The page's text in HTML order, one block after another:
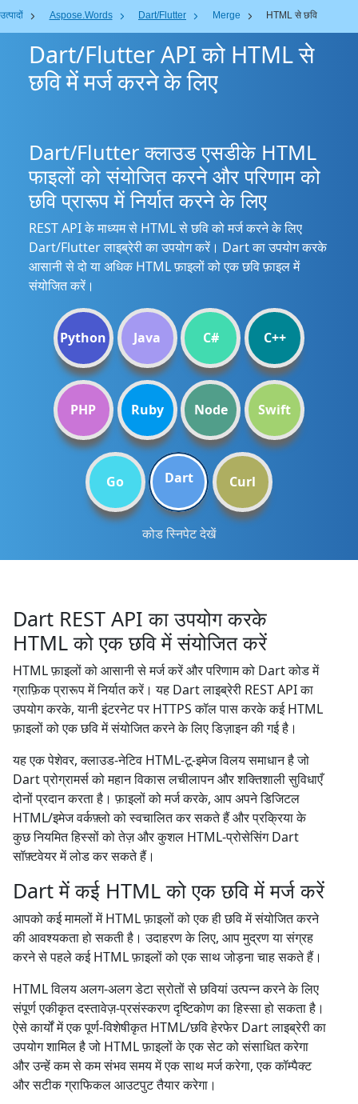
उत्पादों Aspose.Words Dart/Flutter Merge HTML से छवि
Dart/Flutter API को HTML से
छवि में मर्ज करने के लिए
Dart/Flutter क्लाउड एसडीके HTML
फाइलों को संयोजित करने और परिणाम को
छवि प्रारूप में निर्यात करने के लिए
REST API के माध्यम से HTML से छवि को मर्ज करने के लिए
Dart/Flutter लाइब्रेरी का उपयोग करें। Dart का उपयोग करके
आसानी से दो या अधिक HTML फ़ाइलों को एक छवि फ़ाइल में
संयोजित करें।
Python Java C# C++
PHP Ruby Node Swift
Go Dart Curl
कोड स्निपेट देखें
Dart REST API का उपयोग करके
HTML को एक छवि में संयोजित करें
HTML फ़ाइलों को आसानी से मर्ज करें और परिणाम को Dart कोड में
ग्राफ़िक प्रारूप में निर्यात करें। यह Dart लाइब्रेरी REST API का
उपयोग करके, यानी इंटरनेट पर HTTPS कॉल पास करके कई HTML
फ़ाइलों को एक छवि में संयोजित करने के लिए डिज़ाइन की गई है।
यह एक पेशेवर, क्लाउड-नेटिव HTML-टू-इमेज विलय समाधान है जो
Dart प्रोग्रामर्स को महान विकास लचीलापन और शक्तिशाली सुविधाएँ
दोनों प्रदान करता है। फ़ाइलों को मर्ज करके, आप अपने डिजिटल
HTML/इमेज वर्कफ़्लो को स्वचालित कर सकते हैं और प्रक्रिया के
कुछ नियमित हिस्सों को तेज़ और कुशल HTML-प्रोसेसिंग Dart
सॉफ़्टवेयर में लोड कर सकते हैं।
Dart में कई HTML को एक छवि में मर्ज करें
आपको कई मामलों में HTML फ़ाइलों को एक ही छवि में संयोजित करने
की आवश्यकता हो सकती है। उदाहरण के लिए, आप मुद्रण या संग्रह
करने से पहले कई HTML फ़ाइलों को एक साथ जोड़ना चाह सकते हैं।
HTML विलय अलग-अलग डेटा स्रोतों से छवियां उत्पन्न करने के लिए
संपूर्ण एकीकृत दस्तावेज़-प्रसंस्करण दृष्टिकोण का हिस्सा हो सकता है।
ऐसे कार्यों में एक पूर्ण-विशेषीकृत HTML/छवि हेरफेर Dart लाइब्रेरी का
उपयोग शामिल है जो HTML फ़ाइलों के एक सेट को संसाधित करेगा
और उन्हें कम से कम संभव समय में एक साथ मर्ज करेगा, एक कॉम्पैक्ट
और सटीक ग्राफिकल आउटपुट तैयार करेगा।